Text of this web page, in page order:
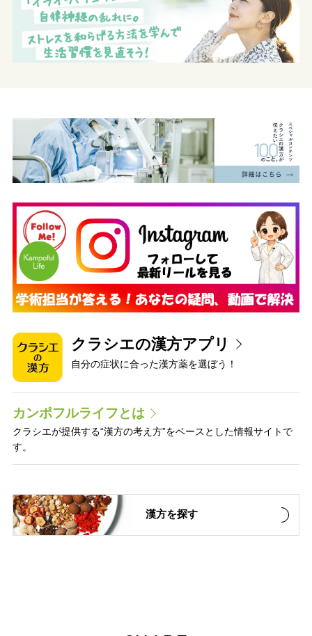
クラシエの漢方アプリ
自分の症状に合った漢方薬を選ぼう！
カンポフルライフとは
クラシエが提供する“漢方の考え方”をベースとした情報サイトで
す。
漢方を探す